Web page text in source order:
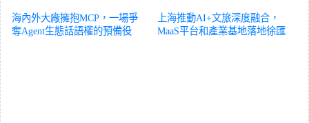
海內外大廠擁抱MCP，一場爭
奪Agent生態話語權的預備役
上海推動AI+文旅深度融合，
MaaS平台和產業基地落地徐匯